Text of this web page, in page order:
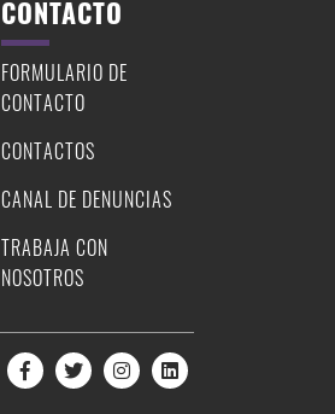
CONTACTO
FORMULARIO DE
CONTACTO
CONTACTOS
CANAL DE DENUNCIAS
TRABAJA CON
NOSOTROS